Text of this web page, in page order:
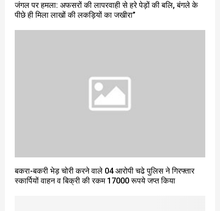
जंगल पर हमला: अफसरों की लापरवाही से हरे पेड़ों की बलि, बंगले के
पीछे ही मिला लाखों की लकड़ियों का जखीरा”
बकरा-बकरी भेड़ चोरी करने वाले 04 आरोपी चढे पुलिस ने गिरफ्तार
स्कार्पियों वाहन व बिक्री की रकम 17000 रूपये जप्त किया